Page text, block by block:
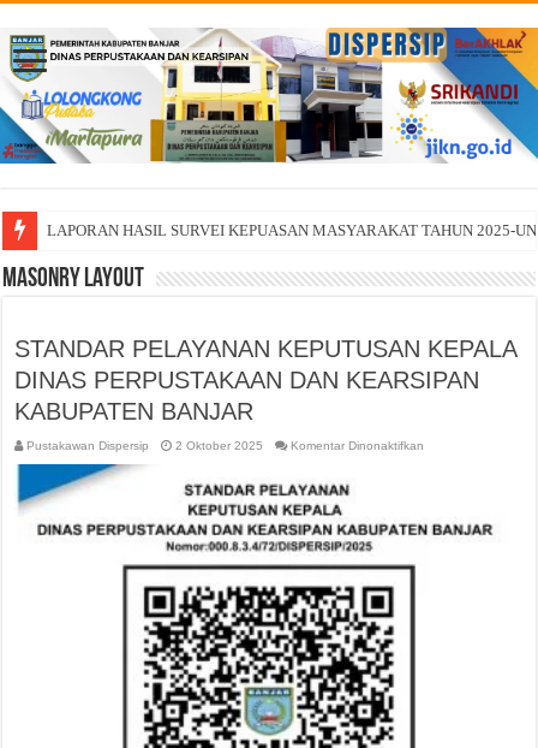
LAPORAN HASIL SURVEI KEPUASAN MASYARAKAT TAHUN 2025-
TINGKATKAN PERPUSTAKAAN BER-SNP MELALUI PEMBINAAN
Masonry Layout
STANDAR PELAYANAN KEPUTUSAN KEPALA
DINAS PERPUSTAKAAN DAN KEARSIPAN
KABUPATEN BANJAR
Pustakawan Dispersip 2 Oktober 2025 Komentar Dinonaktifkan
PERPUSTAKAAN
DAN